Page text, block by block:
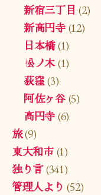
新宿三丁目 (2)
新高円寺(12)
日本橋(1)
松ノ木(1)
荻窪(3)
阿佐ヶ谷(5)
高円寺(6)
旅(9)
東大和市(1)
独り言(341)
管理人より (52)